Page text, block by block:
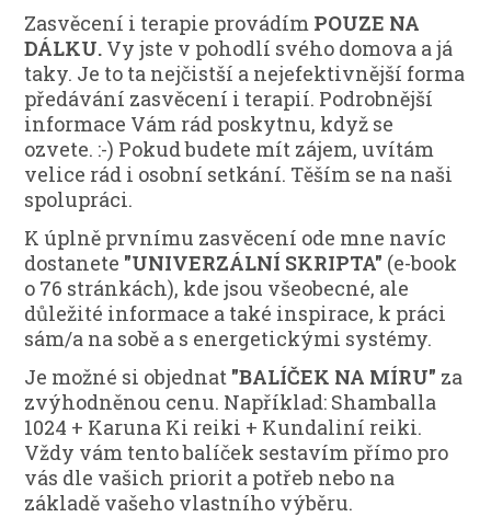
Zasvěcení i terapie provádím POUZE NA
DÁLKU. Vy jste v pohodlí svého domova a já
taky. Je to ta nejčistší a nejefektivnější forma
předávání zasvěcení i terapií. Podrobnější
informace Vám rád poskytnu, když se
ozvete. :-) Pokud budete mít zájem, uvítám
velice rád i osobní setkání. Těším se na naši
spolupráci.
K úplně prvnímu zasvěcení ode mne navíc
dostanete "UNIVERZÁLNÍ SKRIPTA" (e-book
o 76 stránkách), kde jsou všeobecné, ale
důležité informace a také inspirace, k práci
sám/a na sobě a s energetickými systémy.
Je možné si objednat "BALÍČEK NA MÍRU" za
zvýhodněnou cenu. Například: Shamballa
1024 + Karuna Ki reiki + Kundaliní reiki.
Vždy vám tento balíček sestavím přímo pro
vás dle vašich priorit a potřeb nebo na
základě vašeho vlastního výběru.